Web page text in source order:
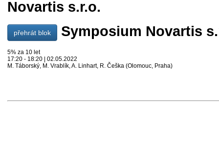
přehrát blok Symposium Novartis
5% za 10 let
17:20 - 18:20 | 02.05.2022
M. Táborský, M. Vrablík, A. Linhart, R. Češka (Olomouc, Praha)